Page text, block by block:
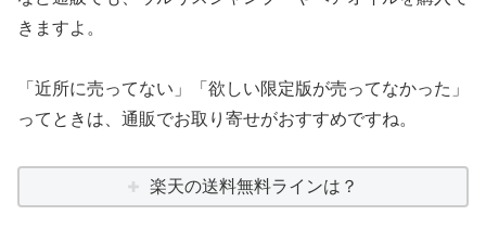
きますよ。
「近所に売ってない」「欲しい限定版が売ってなかった」
ってときは、通販でお取り寄せがおすすめですね。
楽天の送料無料ラインは？